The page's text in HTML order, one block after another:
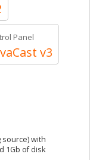
Panel
v3
source) with
1Gb of disk